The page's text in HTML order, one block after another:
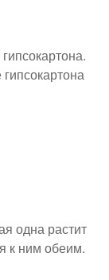
одна растит
к ним обеим.